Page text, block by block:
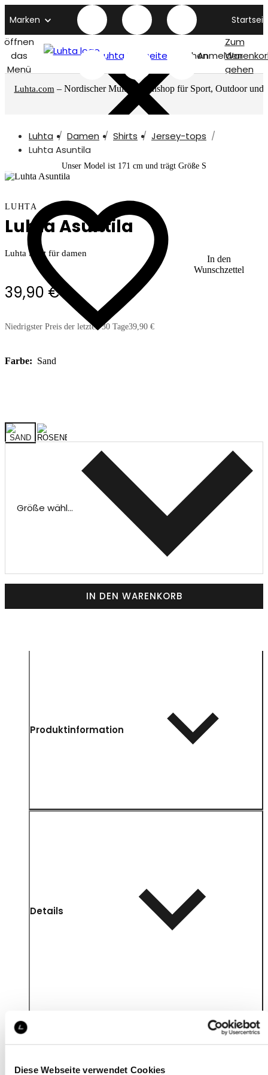
Diese Webseite verwendet Cookies
Marken
öffnen
das
Menü
Luhta titelseite SuchenAnmelden
Zum
gehen
Luhta.com – Nordischer Multimarkenshop für Sport, Outdoor und
Luhta Damen Shirts
Jersey-tops
Luhta Asuntila
In den
Wunschzettel
Unser Model ist 171 cm und trägt Größe S
LUHTA
Luhta Asuntila
Luhta Shirt für damen
39,90 €
Niedrigster Preis der letzten 30 Tage39,90 €
Farbe: Sand
Größe wählen
IN DEN WARENKORB
Produktinformation
Details